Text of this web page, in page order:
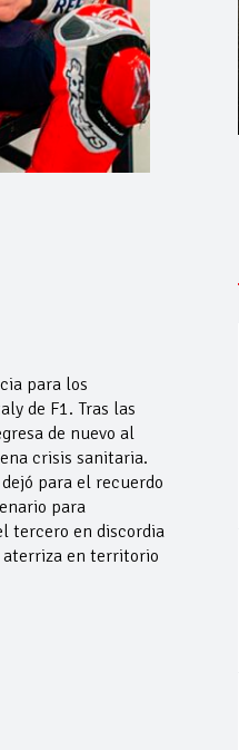
para los
de F1. Tras las
de nuevo al
crisis sanitaria.
para el recuerdo
para
tercero en discordia
aterriza en territorio